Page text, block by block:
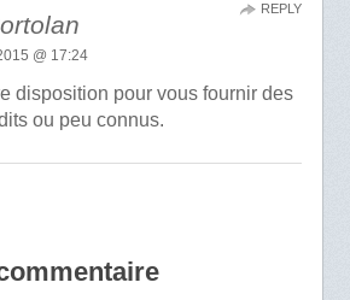
@ 17:24
disposition pour vous fournir des
ou peu connus.
REPLY